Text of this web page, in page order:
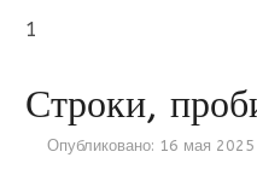
1
Строки,
Опубликовано: 16 мая 2025